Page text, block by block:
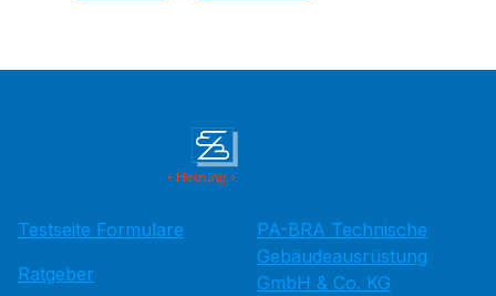
Testseite Formulare
Ratgeber
PA-BRA Technische
Gebäudeausrüstung
GmbH & Co. KG